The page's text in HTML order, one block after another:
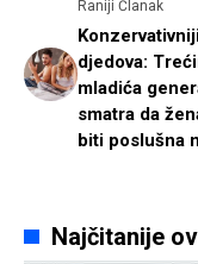
Raniji Članak
djedova:
mladića
smatra da
biti poslušna
Najčitanije